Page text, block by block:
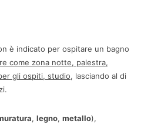
è indicato per ospitare un bagno
come zona notte, palestra,
gli ospiti, studio, lasciando al di
, legno, metallo),